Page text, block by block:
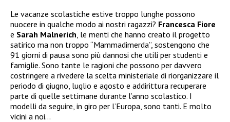
Le vacanze scolastiche estive troppo lunghe possono
nuocere in qualche modo ai nostri ragazzi? Francesca Fiore
e Sarah Malnerich , le menti che hanno creato il progetto
satirico ma non troppo “Mammadimerda”, sostengono che
91 giorni di pausa sono più dannosi che utili per studenti e
famiglie. Sono tante le ragioni che possono per davvero
costringere a rivedere la scelta ministeriale di riorganizzare il
periodo di giugno, luglio e agosto e addirittura recuperare
parte di quelle settimane durante l’anno scolastico. I
modelli da seguire, in giro per l’Europa, sono tanti. E molto
vicini a noi…